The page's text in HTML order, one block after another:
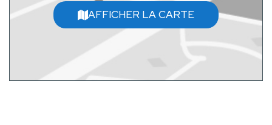
AFFICHER LA CARTE